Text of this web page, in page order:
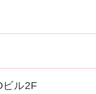
ビル2F